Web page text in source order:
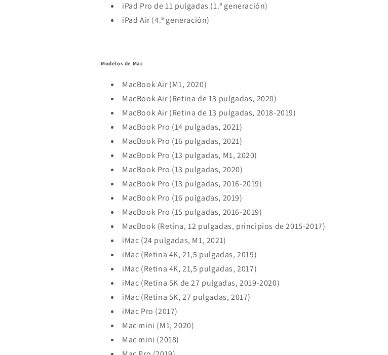
iPad Pro de 11 pulgadas (1.ª generación)
iPad Air (4.ª generación)
Modelos de Mac
MacBook Air (M1, 2020)
MacBook Air (Retina de 13 pulgadas, 2020)
MacBook Air (Retina de 13 pulgadas, 2018‑2019)
MacBook Pro (14 pulgadas, 2021)
MacBook Pro (16 pulgadas, 2021)
MacBook Pro (13 pulgadas, M1, 2020)
MacBook Pro (13 pulgadas, 2020)
MacBook Pro (13 pulgadas, 2016‑2019)
MacBook Pro (16 pulgadas, 2019)
MacBook Pro (15 pulgadas, 2016‑2019)
MacBook (Retina, 12 pulgadas, principios de 2015-2017)
iMac (24 pulgadas, M1, 2021)
iMac (Retina 4K, 21,5 pulgadas, 2019)
iMac (Retina 4K, 21,5 pulgadas, 2017)
iMac (Retina 5K de 27 pulgadas, 2019‑2020)
iMac (Retina 5K, 27 pulgadas, 2017)
iMac Pro (2017)
Mac mini (M1, 2020)
Mac mini (2018)